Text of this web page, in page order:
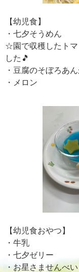
【幼児食】
・七夕そうめん
☆園で収穫したトマ
した🎵
・豆腐のそぼろあ
・メロン
【幼児食おやつ】
・牛乳
・七夕ゼリー
・お星さませんべい